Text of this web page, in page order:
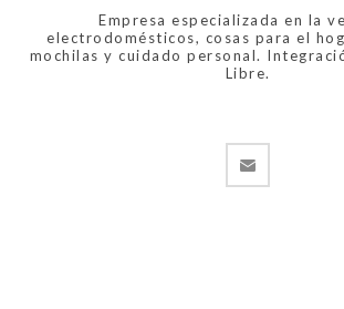
Empresa especializada en la
electrodomésticos, cosas para el
mochilas y cuidado personal.
Libre.